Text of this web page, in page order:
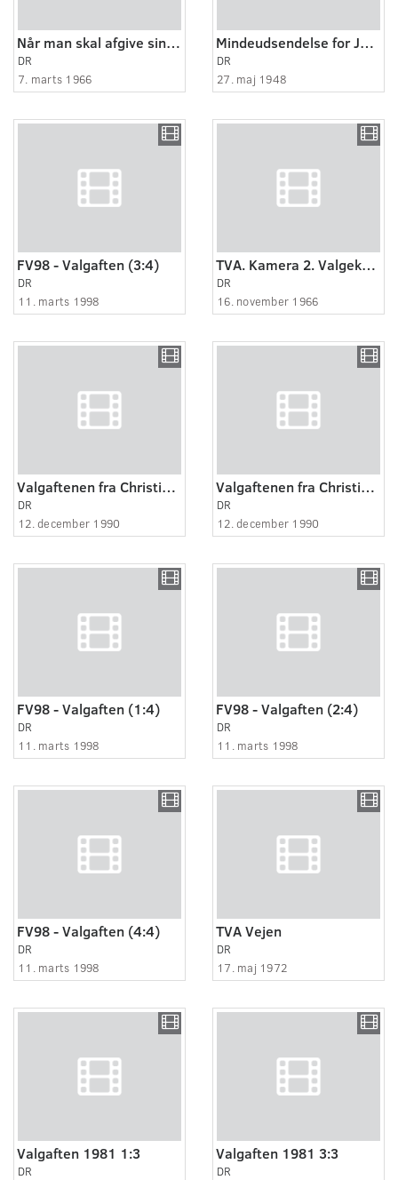
Når man skal afgive sin stemme
DR
7. marts 1966
Mindeudsendelse for John Christmas Møller
DR
27. maj 1948
FV98 - Valgaften (3:4)
DR
11. marts 1998
TVA. Kamera 2. Valgekstra
DR
16. november 1966
Valgaftenen fra Christiansborg. TV-Aktuelt. 1.3
DR
12. december 1990
Valgaftenen fra Christiansborg. TV-Aktuelt. 3.3
DR
12. december 1990
FV98 - Valgaften (1:4)
DR
11. marts 1998
FV98 - Valgaften (2:4)
DR
11. marts 1998
FV98 - Valgaften (4:4)
DR
11. marts 1998
TVA Vejen
DR
17. maj 1972
Valgaften 1981 1:3
DR
Valgaften 1981 3:3
DR